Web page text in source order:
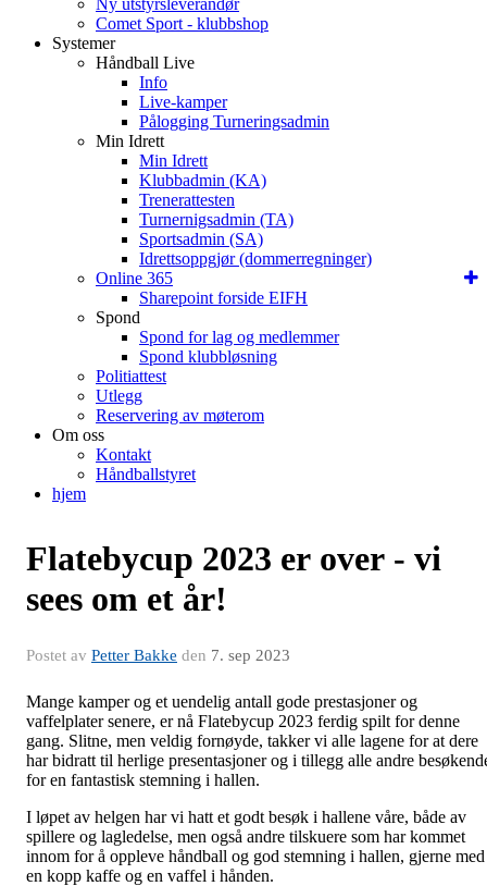
Ny utstyrsleverandør
Comet Sport - klubbshop
Systemer
Håndball Live
Info
Live-kamper
Pålogging Turneringsadmin
Min Idrett
Min Idrett
Klubbadmin (KA)
Trenerattesten
Turnernigsadmin (TA)
Sportsadmin (SA)
Idrettsoppgjør (dommerregninger)
Online 365
Sharepoint forside EIFH
Spond
Spond for lag og medlemmer
Spond klubbløsning
Politiattest
Utlegg
Reservering av møterom
Om oss
Kontakt
Håndballstyret
hjem
Flatebycup 2023 er over - vi
sees om et år!
Postet av Petter Bakke den 7. sep 2023
Mange kamper og et uendelig antall gode prestasjoner og
vaffelplater senere, er nå Flatebycup 2023 ferdig spilt for denne
gang. Slitne, men veldig fornøyde, takker vi alle lagene for at dere
har bidratt til herlige presentasjoner og i tillegg alle andre
for en fantastisk stemning i hallen.
I løpet av helgen har vi hatt et godt besøk i hallene våre, både av
spillere og lagledelse, men også andre tilskuere som har kommet
innom for å oppleve håndball og god stemning i hallen, gjerne med
en kopp kaffe og en vaffel i hånden.